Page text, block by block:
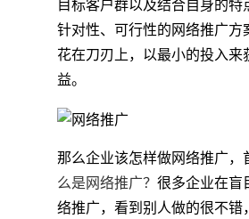
目标客户群以及结合自身的特
针对性、可行性的网络推广方
花在刀刃上，以最小的投入来
益。
那么企业该怎样做网络推广，
么是网络推广？ 很多企业在盲
络推广，看到别人做的很不错